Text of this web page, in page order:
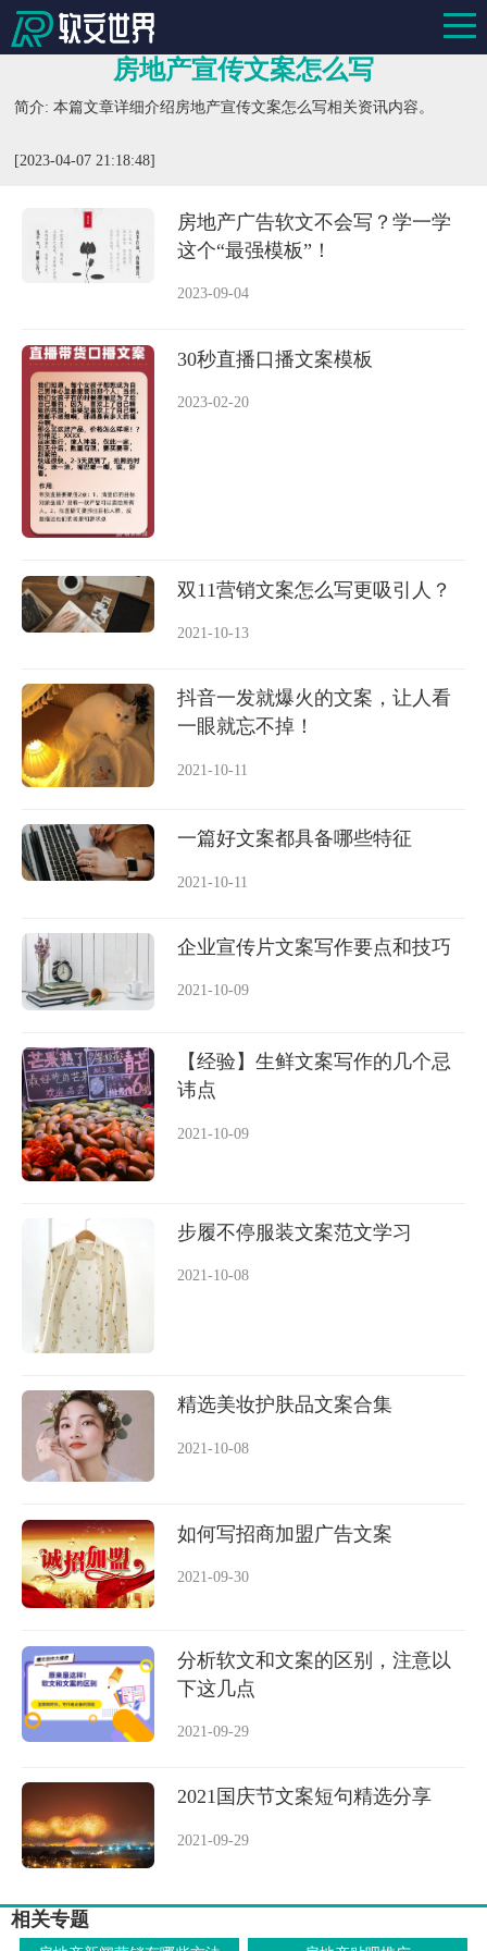
房地产宣传文案怎么写
简介: 本篇文章详细介绍房地产宣传文案怎么写相关资讯内容。
[2023-04-07 21:18:48]
房地产广告软文不会写？学一学
这个“最强模板”！
2023-09-04
30秒直播口播文案模板
2023-02-20
双11营销文案怎么写更吸引人？
2021-10-13
抖音一发就爆火的文案，让人看
一眼就忘不掉！
2021-10-11
一篇好文案都具备哪些特征
2021-10-11
企业宣传片文案写作要点和技巧
2021-10-09
【经验】生鲜文案写作的几个忌
讳点
2021-10-09
步履不停服装文案范文学习
2021-10-08
精选美妆护肤品文案合集
2021-10-08
如何写招商加盟广告文案
2021-09-30
分析软文和文案的区别，注意以
下这几点
2021-09-29
2021国庆节文案短句精选分享
2021-09-29
相关专题